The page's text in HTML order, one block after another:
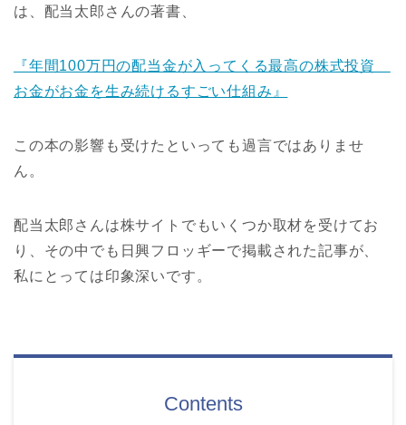
は、配当太郎さんの著書、
『年間100万円の配当金が入ってくる最高の株式投資
お金がお金を生み続けるすごい仕組み』
この本の影響も受けたといっても過言ではありませ
ん。
配当太郎さんは株サイトでもいくつか取材を受けてお
り、その中でも日興フロッギーで掲載された記事が、
私にとっては印象深いです。
Contents